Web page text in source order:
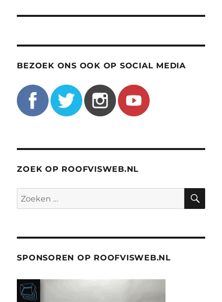
BEZOEK ONS OOK OP SOCIAL MEDIA
ZOEK OP ROOFVISWEB.NL
Zoeken
naar:
SPONSOREN OP ROOFVISWEB.NL